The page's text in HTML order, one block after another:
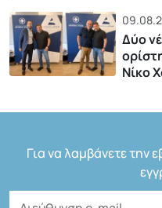
Δύο
Νίκο
Για να λαμβάνετε την